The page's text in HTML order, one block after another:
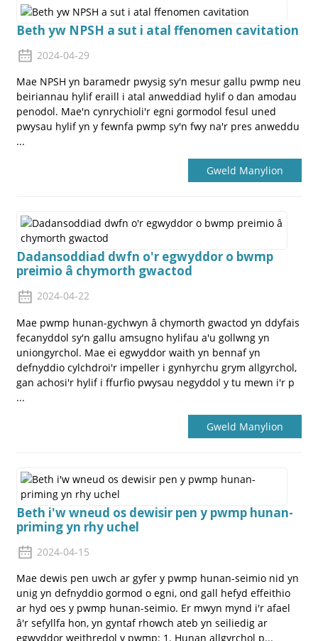
Beth yw NPSH a sut i atal ffenomen cavitation
2024-04-29
Mae NPSH yn baramedr pwysig sy'n mesur gallu pwmp neu
beiriannau hylif eraill i atal anweddiad hylif o dan amodau
penodol. Mae'n cynrychioli'r egni gormodol fesul uned
pwysau hylif yn y fewnfa pwmp sy'n fwy na'r pres anweddu
...
Gweld Manylion
Dadansoddiad dwfn o'r egwyddor o bwmp
preimio â chymorth gwactod
2024-04-22
Mae pwmp hunan-gychwyn â chymorth gwactod yn ddyfais
fecanyddol sy'n gallu amsugno hylifau a'u gollwng yn
uniongyrchol. Mae ei egwyddor waith yn bennaf yn
defnyddio cylchdroi'r impeller i gynhyrchu grym allgyrchol,
gan achosi'r hylif i ffurfio pwysau negyddol y tu mewn i'r p
...
Gweld Manylion
Beth i'w wneud os dewisir pen y pwmp hunan-
priming yn rhy uchel
2024-04-15
Mae dewis pen uwch ar gyfer y pwmp hunan-seimio nid yn
unig yn defnyddio gormod o egni, ond gall hefyd effeithio
ar hyd oes y pwmp hunan-seimio. Er mwyn mynd i'r afael
â'r sefyllfa hon, yn gyntaf rhowch ateb yn seiliedig ar
egwyddor weithredol y pwmp: 1. Hunan allgyrchol p...